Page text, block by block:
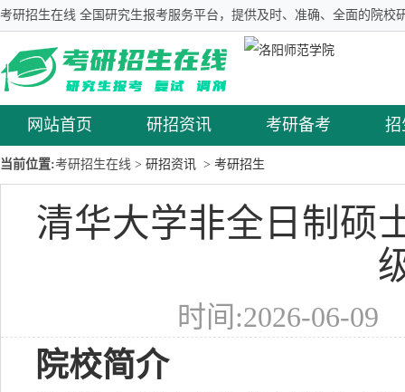
考研招生在线 全国研究生报考服务平台，提供及时、准确、全面的院校
网站首页 研招资讯 考研备考 招
当前位置:考研招生在线 > 研招资讯 > 考研招生
清华大学非全日制硕
时间:2026-06-
院校简介